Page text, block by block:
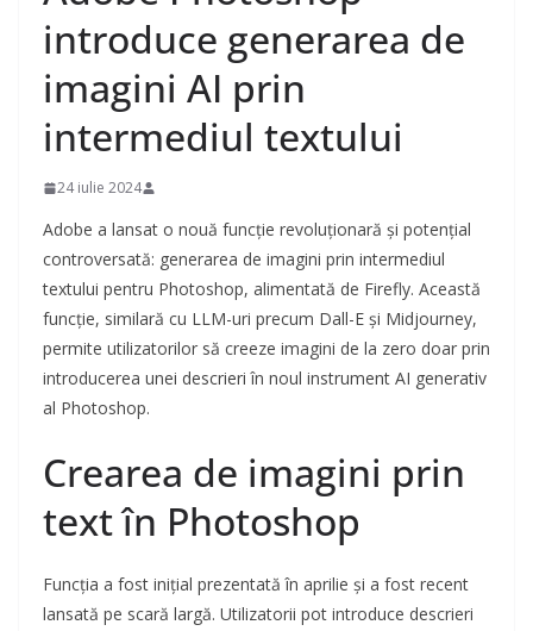
introduce generarea de
imagini AI prin
intermediul textului
24 iulie 2024
Adobe a lansat o nouă funcție revoluționară și potențial
controversată: generarea de imagini prin intermediul
textului pentru Photoshop, alimentată de Firefly. Această
funcție, similară cu LLM-uri precum Dall-E și Midjourney,
permite utilizatorilor să creeze imagini de la zero doar prin
introducerea unei descrieri în noul instrument AI generativ
al Photoshop.
Crearea de imagini prin
text în Photoshop
Funcția a fost inițial prezentată în aprilie și a fost recent
lansată pe scară largă. Utilizatorii pot introduce descrieri